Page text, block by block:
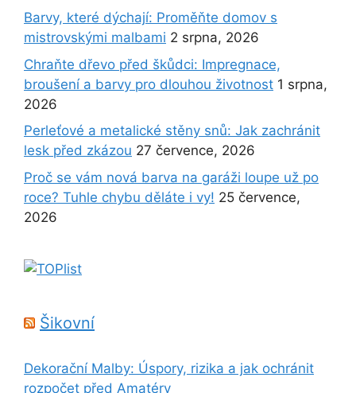
Barvy, které dýchají: Proměňte domov s
mistrovskými malbami 2 srpna, 2026
Chraňte dřevo před škůdci: Impregnace,
broušení a barvy pro dlouhou životnost 1 srpna,
2026
Perleťové a metalické stěny snů: Jak zachránit
lesk před zkázou 27 července, 2026
Proč se vám nová barva na garáži loupe už po
roce? Tuhle chybu děláte i vy! 25 července,
2026
Šikovní
Dekorační Malby: Úspory, rizika a jak ochránit
rozpočet před Amatéry